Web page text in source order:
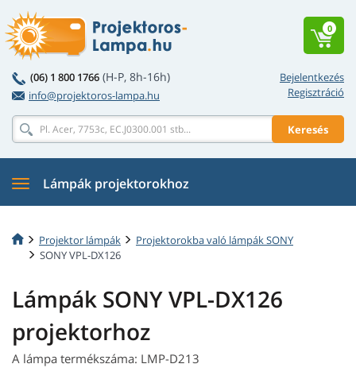
Bejelentkezés
Regisztráció
(06) 1 800 1766 (H-P, 8h-16h)
info@projektoros-lampa.hu
Keresés
0
Lámpák projektorokhoz
Projektor lámpák
Projektorokba való lámpák SONY
SONY VPL-DX126
Lámpák SONY VPL-DX126
projektorhoz
A lámpa termékszáma: LMP-D213